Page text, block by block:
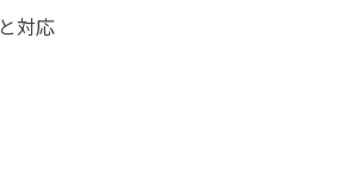
対応